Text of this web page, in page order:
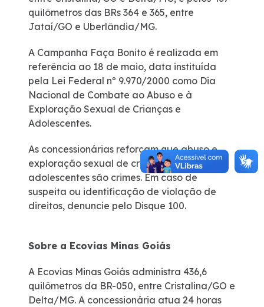
quilômetros das BRs 364 e 365, entre
Jataí/GO e Uberlândia/MG.
A Campanha Faça Bonito é realizada em
referência ao 18 de maio, data instituída
pela Lei Federal nº 9.970/2000 como Dia
Nacional de Combate ao Abuso e à
Exploração Sexual de Crianças e
Adolescentes.
As concessionárias reforçam que abuso e
exploração sexual de crianças e
adolescentes são crimes. Em caso de
suspeita ou identificação de violação de
direitos, denuncie pelo Disque 100.
Sobre a Ecovias Minas Goiás
A Ecovias Minas Goiás administra 436,6
quilômetros da BR-050, entre Cristalina/GO e
Delta/MG. A concessionária atua 24 horas